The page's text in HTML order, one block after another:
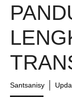
Santsanisy